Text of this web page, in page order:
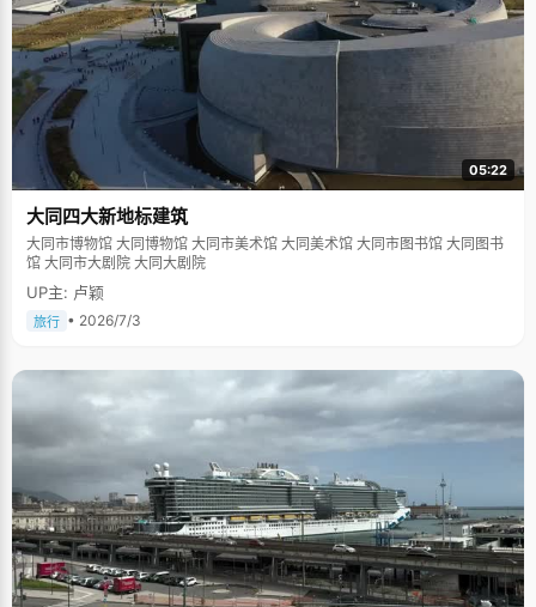
05:22
大同四大新地标建筑
大同市博物馆 大同博物馆 大同市美术馆 大同美术馆 大同市图书馆 大同图书
馆 大同市大剧院 大同大剧院
UP主: 卢颖
旅行 • 2026/7/3